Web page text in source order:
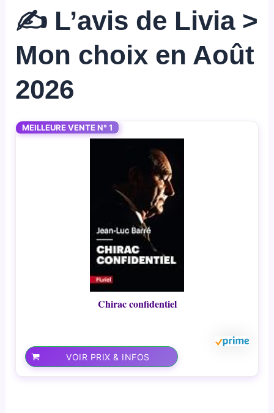
✍️ L’avis de Livia >
Mon choix en Août
2026
MEILLEURE VENTE N° 1
Chirac confidentiel
VOIR PRIX & INFOS